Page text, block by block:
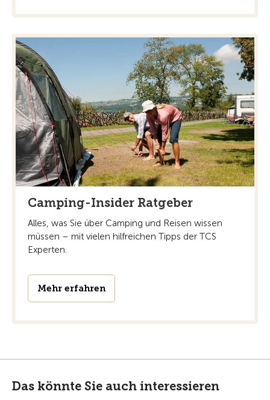
Camping-Insider Ratgeber
Alles, was Sie über Camping und Reisen wissen
müssen – mit vielen hilfreichen Tipps der TCS
Experten.
Mehr erfahren
Das könnte Sie auch interessieren